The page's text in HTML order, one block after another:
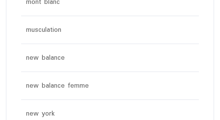
mont blanc
musculation
new balance
new balance femme
new york